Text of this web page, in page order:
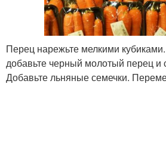
Перец нарежьте мелкими
добавьте черный молотый перец и
Добавьте льняные семечки.